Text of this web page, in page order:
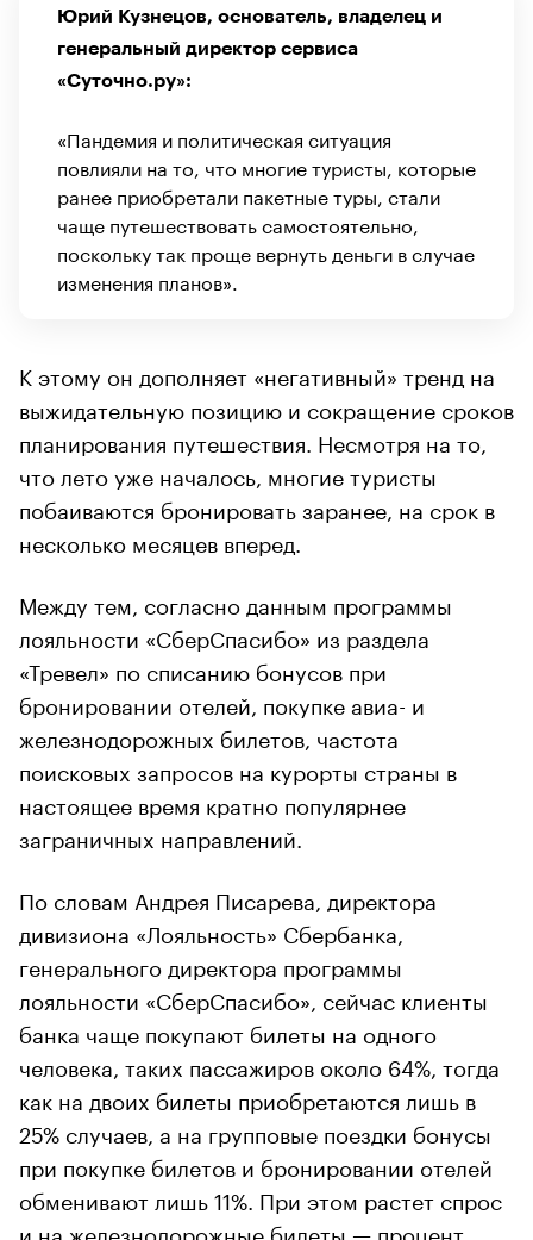
Юрий Кузнецов, основатель, владелец и
генеральный директор сервиса
«Суточно.ру»:
«Пандемия и политическая ситуация
повлияли на то, что многие туристы, которые
ранее приобретали пакетные туры, стали
чаще путешествовать самостоятельно,
поскольку так проще вернуть деньги в случае
изменения планов».
К этому он дополняет «негативный» тренд на
выжидательную позицию и сокращение сроков
планирования путешествия. Несмотря на то,
что лето уже началось, многие туристы
побаиваются бронировать заранее, на срок в
несколько месяцев вперед.
Между тем, согласно данным программы
лояльности «СберСпасибо» из раздела
«Тревел» по списанию бонусов при
бронировании отелей, покупке авиа- и
железнодорожных билетов, частота
поисковых запросов на курорты страны в
настоящее время кратно популярнее
заграничных направлений.
По словам Андрея Писарева, директора
дивизиона «Лояльность» Сбербанка,
генерального директора программы
лояльности «СберСпасибо», сейчас клиенты
банка чаще покупают билеты на одного
человека, таких пассажиров около 64%, тогда
как на двоих билеты приобретаются лишь в
25% случаев, а на групповые поездки бонусы
при покупке билетов и бронировании отелей
обменивают лишь 11%. При этом растет спрос
и на железнодорожные билеты — процент